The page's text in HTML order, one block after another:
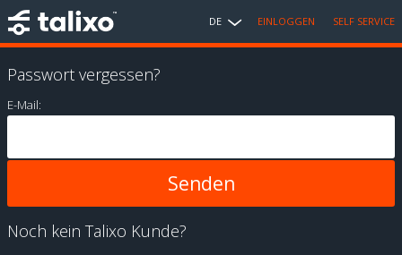
DE EINLOGGEN SELF SERVICE
Passwort vergessen?
E-Mail:
Noch kein Talixo Kunde?